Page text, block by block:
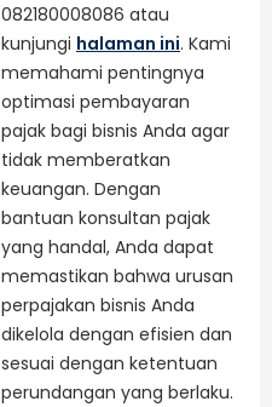
082180008086 atau
kunjungi halaman ini. Kami
memahami pentingnya
optimasi pembayaran
pajak bagi bisnis Anda agar
tidak memberatkan
keuangan. Dengan
bantuan konsultan pajak
yang handal, Anda dapat
memastikan bahwa urusan
perpajakan bisnis Anda
dikelola dengan efisien dan
sesuai dengan ketentuan
perundangan yang berlaku.